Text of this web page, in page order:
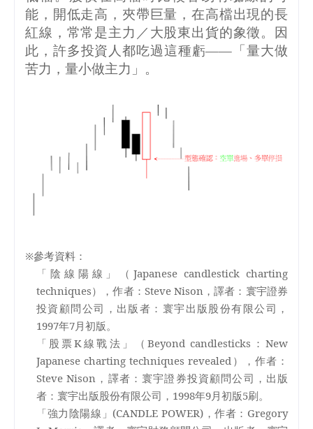
能，開低走高，夾帶巨量，在高檔出現的長
紅線，常常是主力／大股東出貨的象徵。因
此，許多投資人都吃過這種虧——「量大做
苦力，量小做主力」。
※參考資料：
「陰線陽線」（Japanese candlestick charting
techniques），作者： Steve Nison ，譯者：寰宇證券
投資顧問公司，出版者：寰宇出版股份有限公司，
1997年7月初版。
「股票K 線戰法」（ Beyond candlesticks ：New
Japanese charting techniques revealed ），作者：
Steve Nison ，譯者：寰宇證券投資顧問公司，出版
者：寰宇出版股份有限公司， 1998年9月初版5刷。
「強力陰陽線」 (CANDLE POWER)，作者： Gregory